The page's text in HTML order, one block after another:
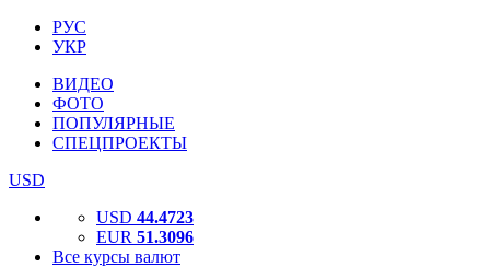
РУС
УКР
ВИДЕО
ФОТО
ПОПУЛЯРНЫЕ
СПЕЦПРОЕКТЫ
USD
USD 44.4723
EUR 51.3096
Все курсы валют